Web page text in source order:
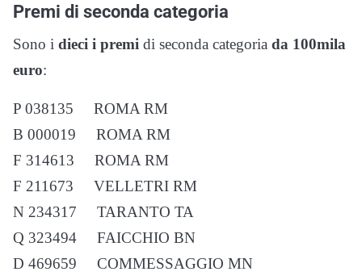
Premi di seconda categoria
Sono i dieci i premi di seconda categoria da 100mila
euro:
P 038135 ROMA RM
B 000019 ROMA RM
F 314613 ROMA RM
F 211673 VELLETRI RM
N 234317 TARANTO TA
Q 323494 FAICCHIO BN
D 469659 COMMESSAGGIO MN